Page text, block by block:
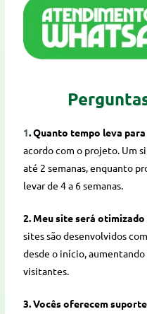
1. Quanto tempo leva
acordo com o projeto. Um
até 2 semanas, enquanto
levar de 4 a 6 semanas.
2. Meu site será otimizado
sites são desenvolvidos
desde o início,
visitantes.
3. Vocês oferecem